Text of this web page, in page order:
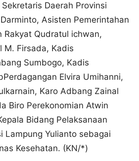
Daerah Provinsi
Asisten Pemerintahan
Rakyat Qudratul ichwan,
M. Firsada, Kadis
Sumbogo, Kadis
Elvira Umihanni,
Karo Adbang Zainal
Biro Perekonomian Atwin
Bidang Pelaksanaan
Lampung Yulianto sebagai
Kesehatan. (KN/*)